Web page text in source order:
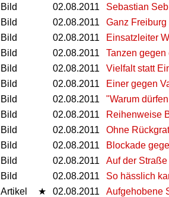
Bild 02.08.2011
Sebastian
Bild 02.08.2011
Ganz
Bild 02.08.2011
Einsatzleiter
Bild 02.08.2011
Tanzen
Bild 02.08.2011
Vielfalt statt
Bild 02.08.2011
Einer gegen
Bild 02.08.2011
"Warum
Bild 02.08.2011
Reihenweise
Bild 02.08.2011
Ohne Rückgrat
Bild 02.08.2011
Blockade
Bild 02.08.2011
Auf der
Bild 02.08.2011
So hässlich
Artikel ★ 02.08.2011
Aufgehobene